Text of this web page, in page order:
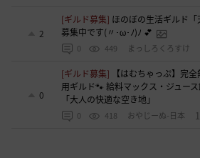
2
[ギルド募集] ほのぼの生活ギルド
募集中です(〃･ω･ﾉ)ﾉ 💕
0 449 まっしろくろすけ
0
[ギルド募集]
【はむちゃっぷ】完
用ギルド🐾 給料マックス・ジュー
「大人の快適な空き地」
0 418 おやじーぬ-日本